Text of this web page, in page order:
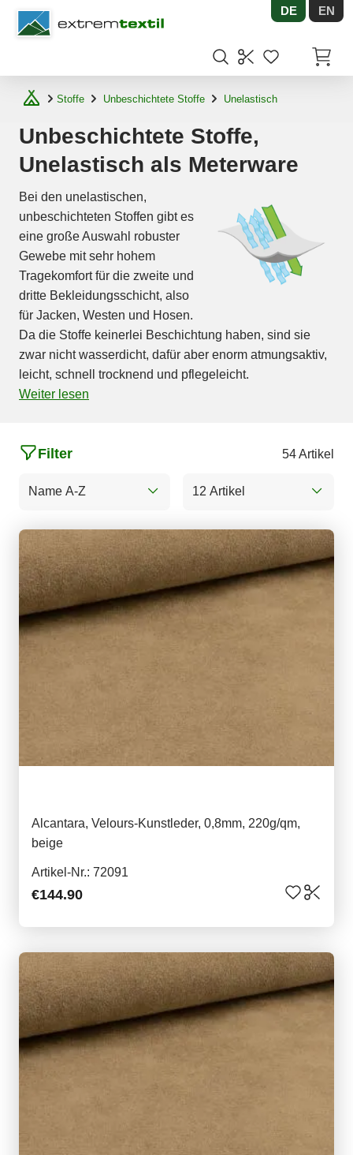
Shopware DE EN
Stoffe Unbeschichtete Stoffe Unelastisch
Unbeschichtete Stoffe,
Unelastisch als Meterware
Bei den unelastischen,
unbeschichteten Stoffen gibt es
eine große Auswahl robuster
Gewebe mit sehr hohem
Tragekomfort für die zweite und
dritte Bekleidungsschicht, also
für Jacken, Westen und Hosen.
Da die Stoffe keinerlei Beschichtung haben, sind sie
zwar nicht wasserdicht, dafür aber enorm atmungsaktiv,
leicht, schnell trocknend und pflegeleicht.
Weiter lesen
Name A-Z
Filter 54 Artikel
12 Artikel
Alcantara, Velours-Kunstleder, 0,8mm, 220g/qm,
beige
Artikel-Nr.: 72091
€144.90